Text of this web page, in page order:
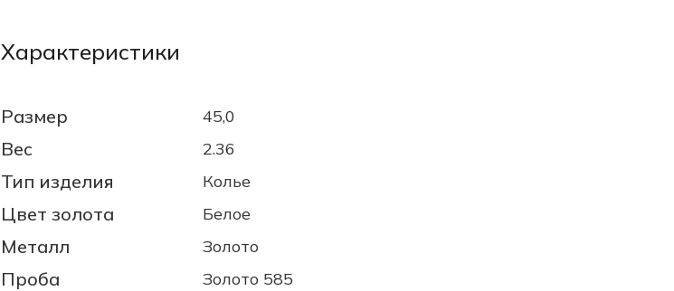
Характеристики
Размер 45,0
Вес 2.36
Тип изделия Колье
Цвет золота Белое
Металл Золото
Проба Золото 585